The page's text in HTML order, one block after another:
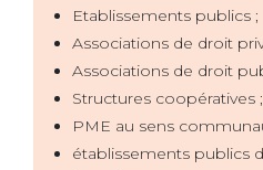
Etablissements publics ;
Associations de droit
Associations de droit
Structures coopératives ;
PME au sens
établissements publics